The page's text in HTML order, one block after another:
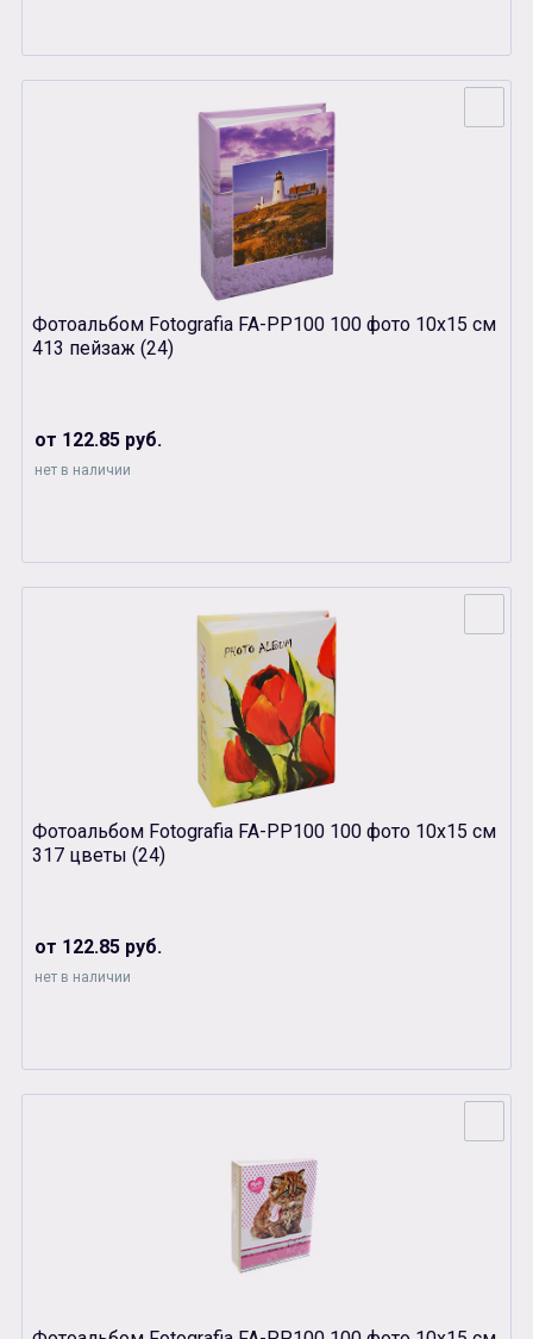
Фотоальбом Fotografia FA-PP100 100 фото 10х15 см
413 пейзаж (24)
от 122.85 руб.
нет в наличии
Фотоальбом Fotografia FA-PP100 100 фото 10х15 см
317 цветы (24)
от 122.85 руб.
нет в наличии